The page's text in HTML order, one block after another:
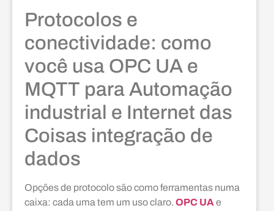
Protocolos e
conectividade: como
você usa OPC UA e
MQTT para Automação
industrial e Internet das
Coisas integração de
dados
Opções de protocolo são como ferramentas numa
caixa: cada uma tem um uso claro. OPC UA e